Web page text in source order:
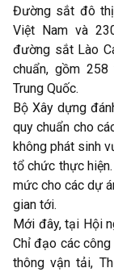
Đường sắt đô
Việt Nam và
đường sắt Lào
chuẩn, gồm
Trung Quốc.
Bộ Xây dựng
quy chuẩn cho
không phát sinh
tổ chức thực
mức cho các dự
gian tới.
Mới đây, tại Hội
Chỉ đạo các
thông vận tải,